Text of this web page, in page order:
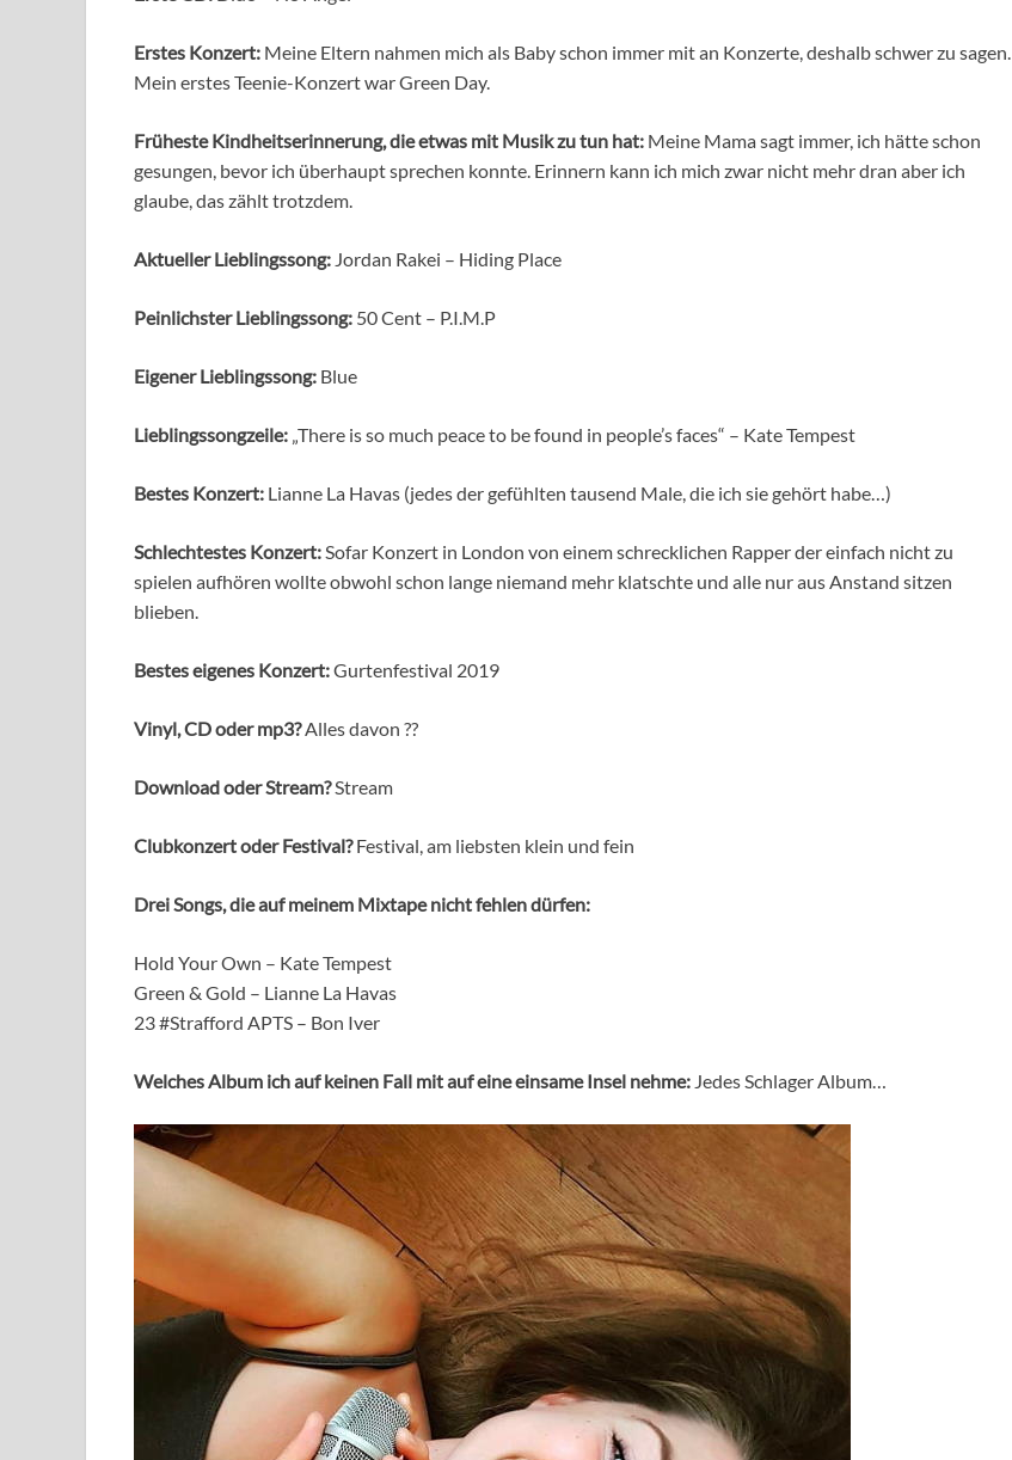
Erstes Konzert: Meine Eltern nahmen mich als Baby schon immer mit an Konzerte, deshalb schwer zu sagen.
Mein erstes Teenie-Konzert war Green Day.
Früheste Kindheitserinnerung, die etwas mit Musik zu tun hat: Meine Mama sagt immer, ich hätte schon
gesungen, bevor ich überhaupt sprechen konnte. Erinnern kann ich mich zwar nicht mehr dran aber ich
glaube, das zählt trotzdem.
Aktueller Lieblingssong: Jordan Rakei – Hiding Place
Peinlichster Lieblingssong: 50 Cent – P.I.M.P
Eigener Lieblingssong: Blue
Lieblingssongzeile: „There is so much peace to be found in people’s faces“ – Kate Tempest
Bestes Konzert: Lianne La Havas (jedes der gefühlten tausend Male, die ich sie gehört habe…)
Schlechtestes Konzert:Sofar Konzert in London von einem schrecklichen Rapper der einfach nicht zu
spielen aufhören wollte obwohl schon lange niemand mehr klatschte und alle nur aus Anstand sitzen
blieben.
Bestes eigenes Konzert:Gurtenfestival 2019
Vinyl, CD oder mp3?Alles davon ??
Download oder Stream?Stream
Clubkonzert oder Festival?Festival, am liebsten klein und fein
Drei Songs, die auf meinem Mixtape nicht fehlen dürfen:
Hold Your Own – Kate Tempest
Green & Gold – Lianne La Havas
23 #Strafford APTS – Bon Iver
Welches Album ich auf keinen Fall mit auf eine einsame Insel nehme: Jedes Schlager Album…